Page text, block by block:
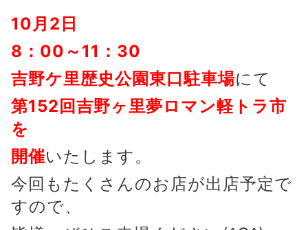
10月2日
8：00～11：30
吉野ケ里歴史公園東口駐車場にて
第152回吉野ヶ里夢ロマン軽トラ市
を
開催いたします。
今回もたくさんのお店が出店予定で
すので、